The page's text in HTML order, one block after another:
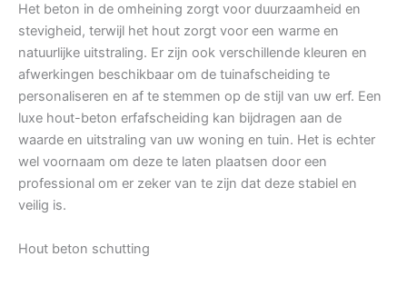
Het beton in de omheining zorgt voor duurzaamheid en
stevigheid, terwijl het hout zorgt voor een warme en
natuurlijke uitstraling. Er zijn ook verschillende kleuren en
afwerkingen beschikbaar om de tuinafscheiding te
personaliseren en af te stemmen op de stijl van uw erf. Een
luxe hout-beton erfafscheiding kan bijdragen aan de
waarde en uitstraling van uw woning en tuin. Het is echter
wel voornaam om deze te laten plaatsen door een
professional om er zeker van te zijn dat deze stabiel en
veilig is.
Hout beton schutting